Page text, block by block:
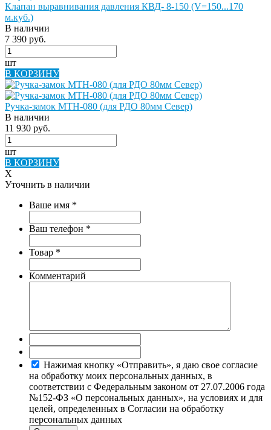
Клапан выравнивания давления КВД- 8-150 (V=150...170
м.куб.)
В наличии
7 390 руб.
шт
В КОРЗИНУ
Ручка-замок МТН-080 (для РДО 80мм Север)
В наличии
11 930 руб.
шт
В КОРЗИНУ
X
Уточнить в наличии
Ваше имя *
Ваш телефон *
Товар *
Комментарий
Нажимая кнопку «Отправить», я даю свое согласие
на обработку моих персональных данных, в
соответствии с Федеральным законом от 27.07.2006 года
№152-ФЗ «О персональных данных», на условиях и для
целей, определенных в Согласии на обработку
персональных данных